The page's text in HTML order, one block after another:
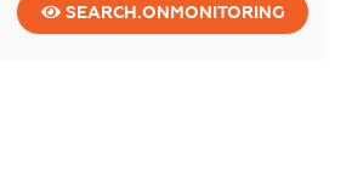
SEARCH.ONMONITORING